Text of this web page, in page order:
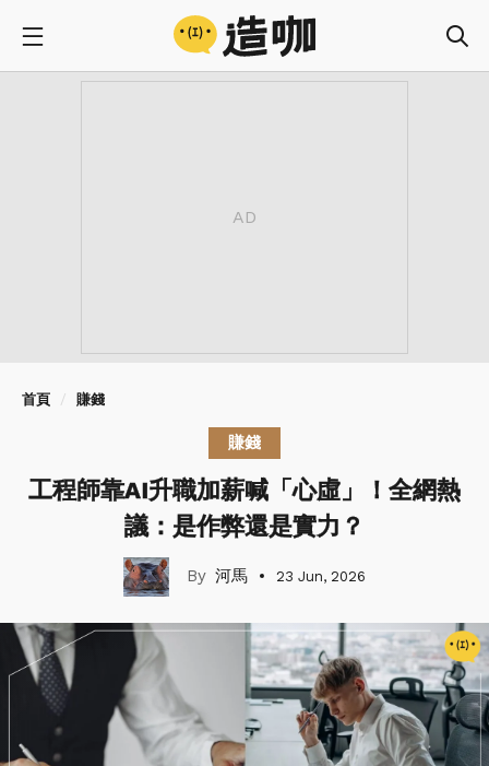
首頁 賺錢
賺錢
工程師靠AI升職加薪喊「心虛」！全網熱
議：是作弊還是實力？
河馬 23 Jun, 2026